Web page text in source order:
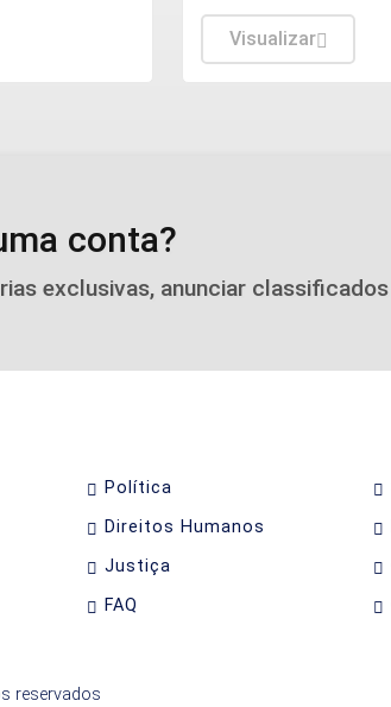
não
magistrado receba a
ele continua
com salário
Visualizar
conta?
exclusivas, anunciar
Política
Direitos Humanos
Justiça
FAQ
reservados